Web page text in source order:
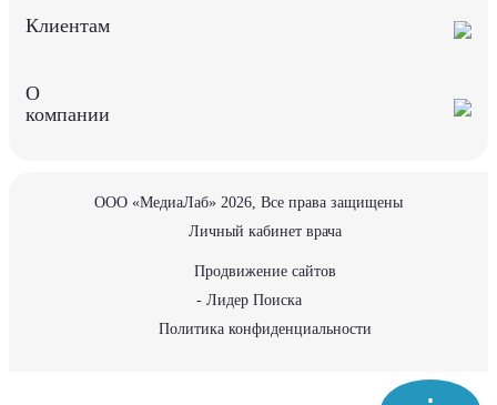
Клиентам
О
компании
ООО «МедиаЛаб» 2026, Все права защищены
Личный кабинет врача
Продвижение сайтов
- Лидер Поиска
Политика конфиденциальности